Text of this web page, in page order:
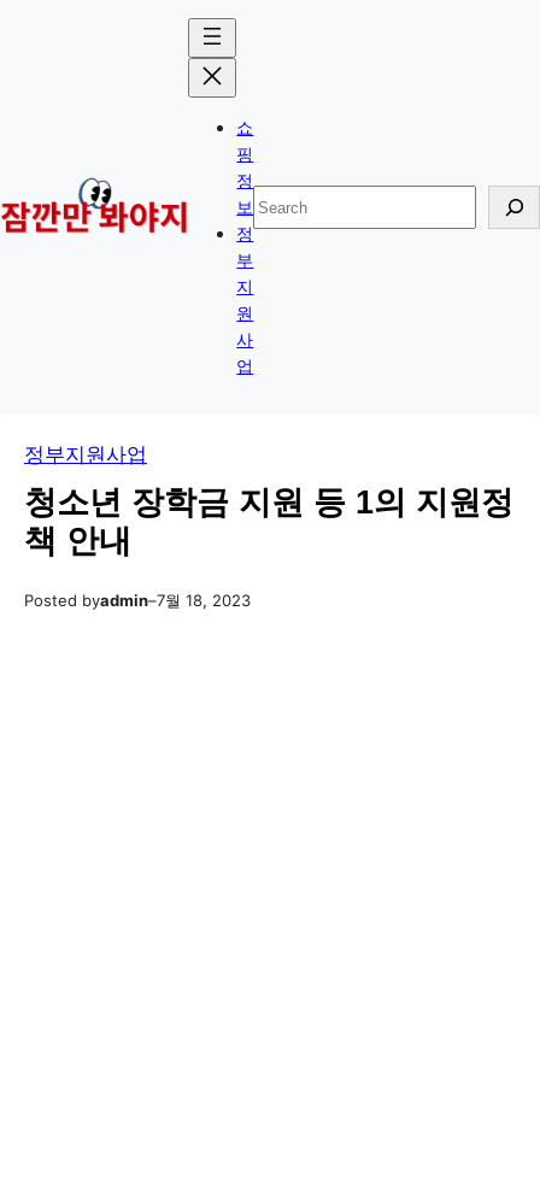
가
쇼
핑
정
보
정
부
지
원
사
업
검
색
정부지원사업
청소년 장학금 지원 등 1의 지원정
책 안내
Posted byadmin–7월 18, 2023